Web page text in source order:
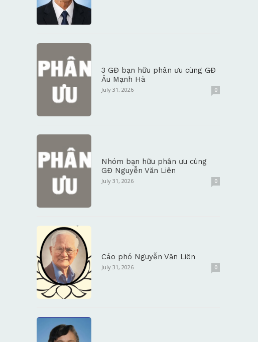
3 GĐ bạn hữu phân ưu cùng GĐ
Âu Mạnh Hà
July 31, 2026 0
Nhóm bạn hữu phân ưu cùng
GĐ Nguyễn Văn Liên
July 31, 2026 0
Cáo phó Nguyễn Văn Liên
July 31, 2026 0